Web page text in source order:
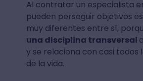
Al contratar un especialista
pueden perseguir objetivos
muy diferentes entre sí,
una disciplina transversal
y se relaciona con casi todos
de la vida.